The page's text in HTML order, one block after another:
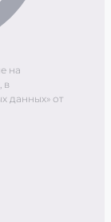
на
, в
данных» от